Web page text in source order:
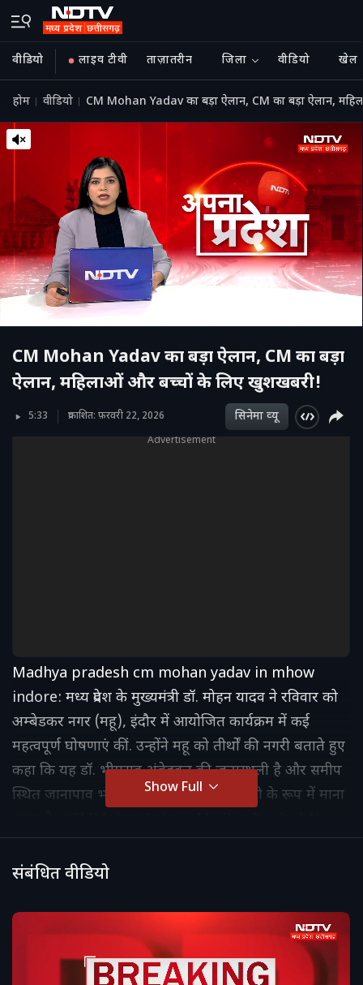
वीडियो लाइव टीवी ताज़ातरीन जिला वीडियो खेल
होम वीडियो CM Mohan Yadav का बड़ा ऐलान, CM का बड़ा ऐलान,
CM Mohan Yadav का बड़ा ऐलान, CM का बड़ा
ऐलान, महिलाओं और बच्चों के लिए खुशखबरी!
5:33 प्रकाशित: फ़रवरी 22, 2026 सिनेमा व्‍यू
Advertisement
Madhya pradesh cm mohan yadav in mhow
indore: मध्य प्रदेश के मुख्यमंत्री डॉ. मोहन यादव ने रव‍िवार को
अम्बेडकर नगर (महू), इंदौर में आयोजित कार्यक्रम में कई
महत्वपूर्ण घोषणाएं कीं. उन्होंने महू को तीर्थों की नगरी बताते हुए
कहा कि यह डॉ. भीमराव अंबेडकर की जन्मस्थली है और समीप
स्थित जानापाव भगवान परशुराम की जन्मस्थली के रूप में माना
#Mhow #AmbedkarNagar #IndoreNews
#MPNews #MPPolitics #TopNews
Show Full
संबंधित वीडियो